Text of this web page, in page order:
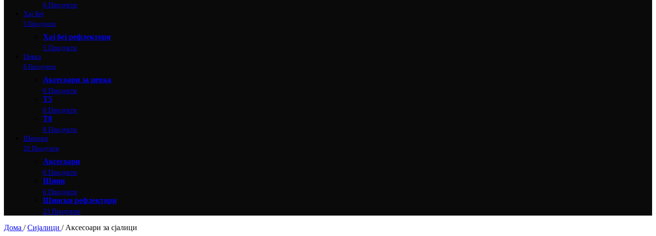
6 Продукти
Хај Беј
5 Продукти
Хај беј рефлектори
5 Продукти
Цевка
8 Продукти
Аксесоари за цевка
0 Продукти
Т5
0 Продукти
Т8
8 Продукти
Шински
29 Продукти
Аксесоари
0 Продукти
Шини
6 Продукти
Шински рефлектори
23 Продукти
Дома / Сијалици / Аксесоари за сјалици